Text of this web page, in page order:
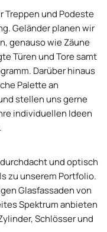
Treppen und Podeste
Geländer planen wir
genauso wie Zäune
Türen und Tore samt
Darüber hinaus
Palette an
stellen uns gerne
individuellen Ideen
und optisch
zu unserem Portfolio.
Glasfassaden von
Spektrum anbieten
Schlösser und